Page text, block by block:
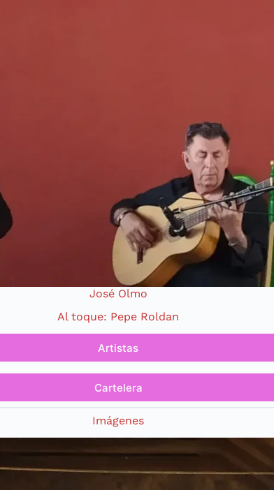
José Olmo
Al toque: Pepe Roldan
Artistas
Cartelera
Imágenes